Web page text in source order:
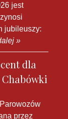
jest
jubileuszy:
»
dla
przez